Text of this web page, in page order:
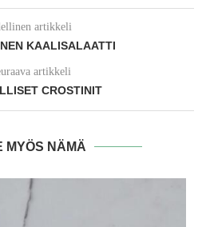
artikkeli
KAALISALAATTI
artikkeli
CROSTINIT
MYÖS NÄMÄ